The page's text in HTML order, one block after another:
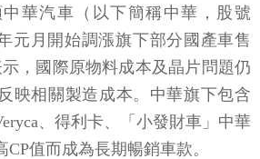
華汽車（以下簡稱中華，股號
元月開始調漲旗下部分國產車售
，國際原物料成本及晶片問題仍
映相關製造成本。中華旗下包含
、得利卡、「小發財車」中華
值而成為長期暢銷車款。